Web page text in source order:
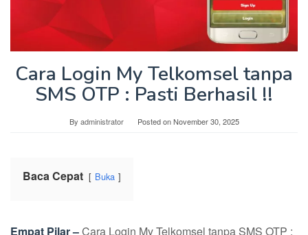
Cara Login My Telkomsel tanpa
SMS OTP : Pasti Berhasil !!
By administrator Posted onNovember 30, 2025
Baca Cepat Buka
Empat Pilar –Cara Login My Telkomsel tanpa SMS OTP :